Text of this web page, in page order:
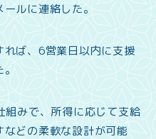
ルに連絡した。
ば、6営業日以内に支援
。
みで、所得に応じて支給
どの柔軟な設計が可能